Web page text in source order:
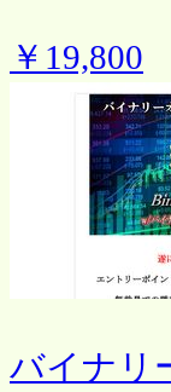
￥19,800
バイナリ